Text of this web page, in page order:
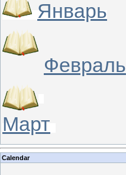
Январь
Февраль
Март
Calendar